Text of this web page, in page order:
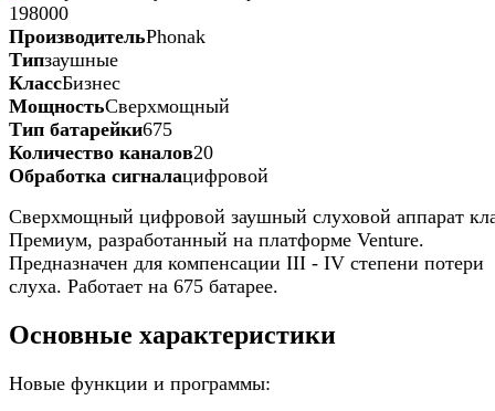
198000
ПроизводительPhonak
Типзаушные
КлассБизнес
МощностьСверхмощный
Тип батарейки675
Количество каналов20
Обработка сигналацифровой
Сверхмощный цифровой заушный слуховой аппарат
Премиум, разработанный на платформе Venture.
Предназначен для компенсации III - IV степени потери
слуха. Работает на 675 батарее.
Основные характеристики
Новые функции и программы: